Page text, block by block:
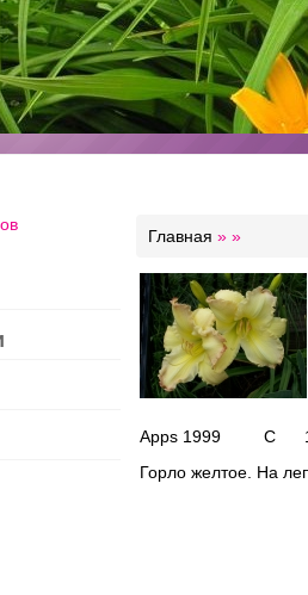
Главная » »
Apps 1999 C
Горло желтое. На